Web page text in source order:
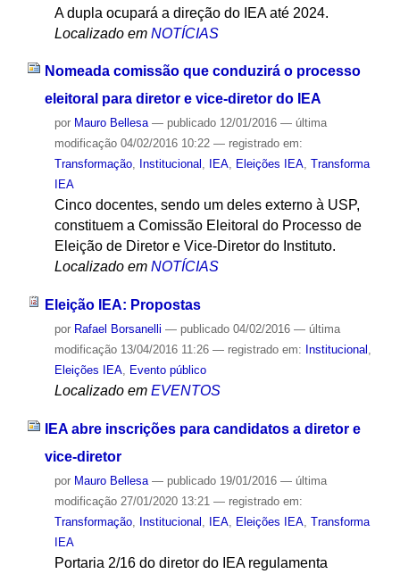
A dupla ocupará a direção do IEA até 2024.
Localizado em NOTÍCIAS
Nomeada comissão que conduzirá o processo
eleitoral para diretor e vice-diretor do IEA
por Mauro Bellesa — publicado12/01/2016 — última
modificação04/02/2016 10:22 — registrado em:
Transformação, Institucional , IEA, Eleições IEA, Transforma
IEA
Cinco docentes, sendo um deles externo à USP,
constituem a Comissão Eleitoral do Processo de
Eleição de Diretor e Vice-Diretor do Instituto.
Localizado em NOTÍCIAS
Eleição IEA: Propostas
por Rafael Borsanelli — publicado04/02/2016 — última
modificação13/04/2016 11:26 — registrado em: Institucional ,
Eleições IEA, Evento público
Localizado em EVENTOS
IEA abre inscrições para candidatos a diretor e
vice-diretor
por Mauro Bellesa — publicado19/01/2016 — última
modificação27/01/2020 13:21 — registrado em:
Transformação, Institucional IEA, Eleições IEA, Transforma
IEA
Portaria 2/16 do diretor do IEA regulamenta